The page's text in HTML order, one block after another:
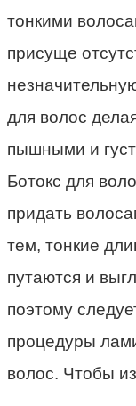
тонкими
присуще
для волос
пышными и
Ботокс для
придать
тем, тонкие
путаются и
поэтому
процедуры
волос. Чтобы